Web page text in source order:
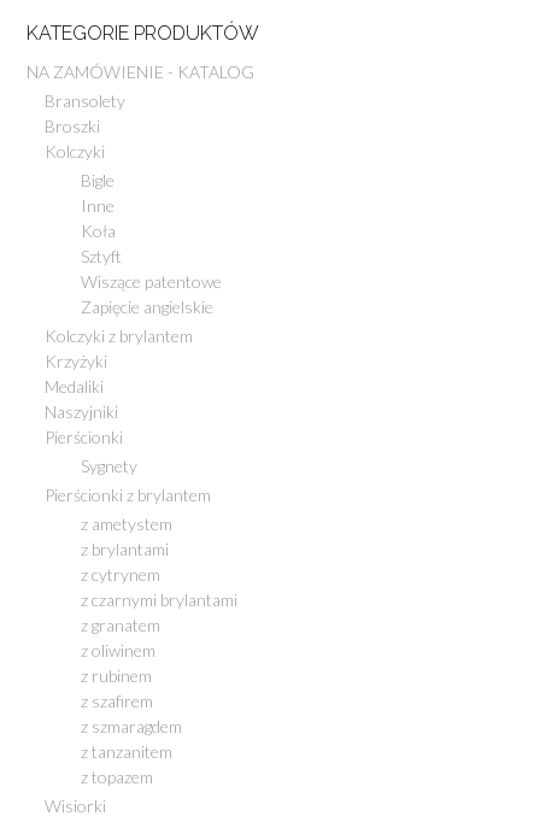
KATEGORIE PRODUKTÓW
NA ZAMÓWIENIE - KATALOG
Bransolety
Broszki
Kolczyki
Bigle
Inne
Koła
Sztyft
Wiszące patentowe
Zapięcie angielskie
Kolczyki z brylantem
Krzyżyki
Medaliki
Naszyjniki
Pierścionki
Sygnety
Pierścionki z brylantem
z ametystem
z brylantami
z cytrynem
z czarnymi brylantami
z granatem
z oliwinem
z rubinem
z szafirem
z szmaragdem
z tanzanitem
z topazem
Wisiorki